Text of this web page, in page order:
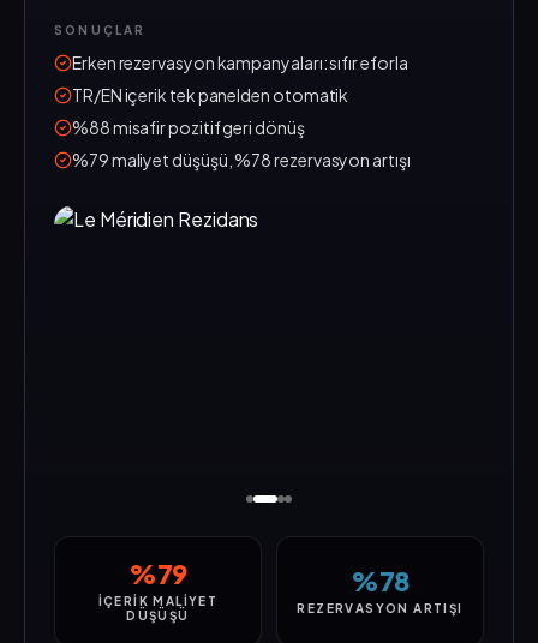
SONUÇLAR
Erken rezervasyon kampanyaları: sıfır eforla
TR/EN içerik tek panelden otomatik
%88 misafir pozitif geri dönüş
%79 maliyet düşüşü, %78 rezervasyon artışı
%79
İÇERIK MALIYET
DÜŞÜŞÜ
%78
REZERVASYON ARTIŞI